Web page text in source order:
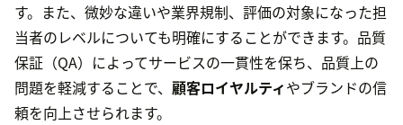
す。また、微妙な違いや業界規制、評価の対象になった担
当者のレベルについても明確にすることができます。品質
保証（QA）によってサービスの一貫性を保ち、品質上の
問題を軽減することで、 顧客ロイヤルティやブランドの信
頼を向上させられます。